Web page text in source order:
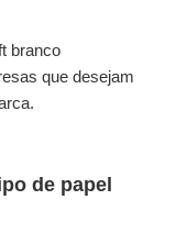
branco
que desejam
de papel